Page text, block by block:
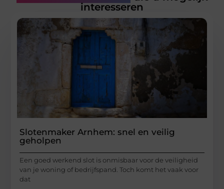
interesseren
Slotenmaker Arnhem: snel en veilig
geholpen
Een goed werkend slot is onmisbaar voor de veiligheid
van je woning of bedrijfspand. Toch komt het vaak voor
dat